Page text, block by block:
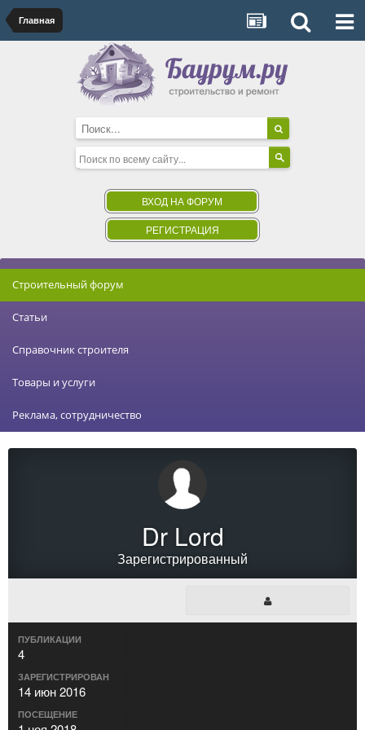
Главная
ВХОД НА ФОРУМ
РЕГИСТРАЦИЯ
Строительный форум
Статьи
Справочник строителя
Товары и услуги
Реклама, сотрудничество
Dr Lord
Зарегистрированный
ПУБЛИКАЦИИ
4
ЗАРЕГИСТРИРОВАН
14 июн 2016
ПОСЕЩЕНИЕ